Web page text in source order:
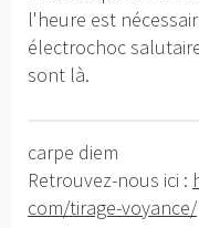
l'heure est
électrochoc
sont là.
carpe diem
Retrouvez-nous ici :
com/tirage-voyance/